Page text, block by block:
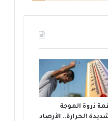
ذروة الموجة
الحرارة.. الأرصاد